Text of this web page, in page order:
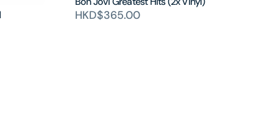
HKD$365.00